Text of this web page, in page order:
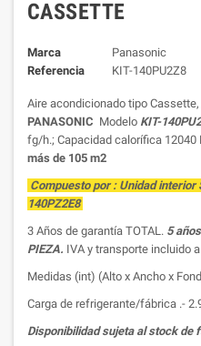
CASSETTE
Marca
Panasonic
Referencia
KIT-140PU2Z8
Aire acondicionado tipo Cassette,
PANASONIC Modelo KIT-
fg/h.; Capacidad calorífica 12040
más de 105 m2
Compuesto por : Unidad
140PZ2E8
3 Años de garantía TOTAL. 5
PIEZA. IVA y transporte incluido
Medidas (int) (Alto x Ancho x
Carga de refrigerante/fábrica .-
Disponibilidad sujeta al stock de